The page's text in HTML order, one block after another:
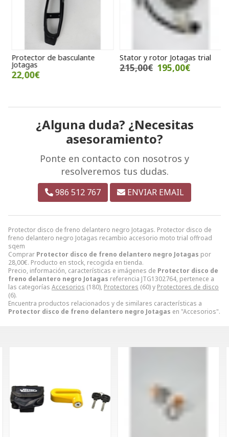
Protector disco de freno delantero negro Jotagas. Protector disco de
freno delantero negro Jotagas recambio accesorio moto trial offroad
sqem
Comprar Protector disco de freno delantero negro Jotagas por
28,00€. Producto en stock, recogida en tienda.
Precio, información, características e imágenes de Protector disco de
freno delantero negro Jotagas referencia JTG1302764, pertenece a
las categorías Accesorios (180), Protectores (60) y Protectores de disco
(6).
Encuentra productos relacionados y de similares características a
Protector disco de freno delantero negro Jotagas en "Accesorios".
Protector de basculante
Jotagas
22,00€
Stator y rotor Jotagas trial
215,00€ 195,00€
¿Alguna duda? ¿Necesitas
asesoramiento?
Ponte en contacto con nosotros y
resolveremos tus dudas.
986 512 767 ENVIAR EMAIL